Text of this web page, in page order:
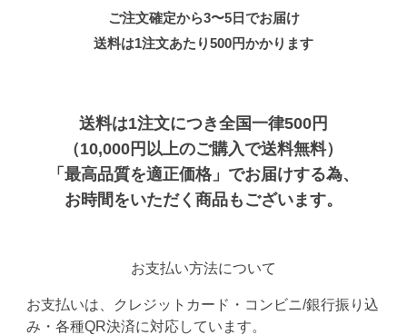
ご注文確定から3〜5日でお届け
送料は1注文あたり500円かかります
送料は1注文につき全国一律500円
（10,000円以上のご購入で送料無料）
「最高品質を適正価格」でお届けする為、
お時間をいただく商品もございます。
お支払い方法について
お支払いは、クレジットカード・コンビニ/銀行振り込
み・各種QR決済に対応しています。